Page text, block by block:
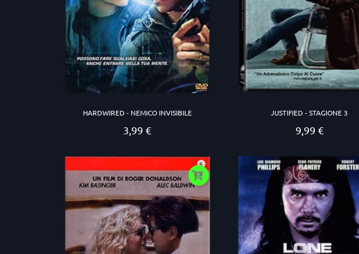
HARDWIRED - NEMICO INVISIBILE
Prezzo
3,99 €
JUSTIFIED - STAGIONE 3
Prezzo
9,99 €